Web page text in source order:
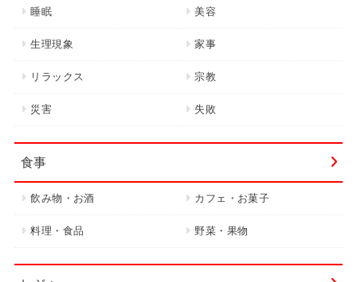
睡眠 美容
生理現象 家事
リラックス 宗教
災害 失敗
食事
飲み物・お酒 カフェ・お菓子
料理・食品 野菜・果物